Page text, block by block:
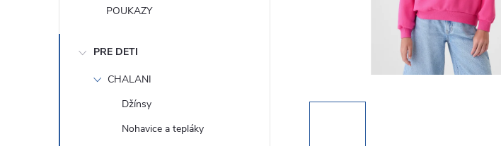
POUKAZY
PRE DETI
CHALANI
Džínsy
Nohavice a tepláky